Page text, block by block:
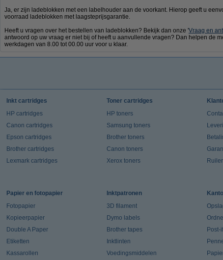
Ja, er zijn ladeblokken met een labelhouder aan de voorkant. Hierop geeft u
voorraad ladeblokken met laagsteprijsgarantie.
Heeft u vragen over het bestellen van ladeblokken? Bekijk dan onze 'Vraag en
antwoord op uw vraag er niet bij of heeft u aanvullende vragen? Dan helpen de
werkdagen van 8.00 tot 00.00 uur voor u klaar.
Inkt cartridges
HP cartridges
Canon cartridges
Epson cartridges
Brother cartridges
Lexmark cartridges
Toner cartridges
HP toners
Samsung toners
Brother toners
Canon toners
Xerox toners
Papier en fotopapier
Fotopapier
Kopieerpapier
Double A Paper
Etiketten
Kassarollen
Inktpatronen
3D filament
Dymo labels
Brother tapes
Inktlinten
Voedingsmiddelen
Post-